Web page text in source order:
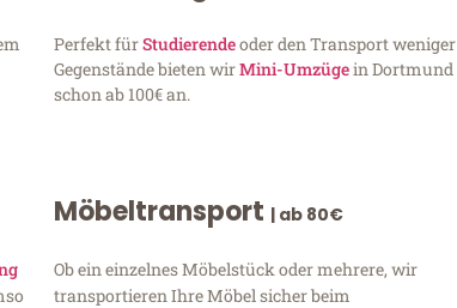
Perfekt fürStudierendeoder den Transport weniger
Gegenstände bieten wirMini-Umzügein Dortmund
schon ab 100€ an.
Möbeltransport | ab 80€
Ob ein einzelnes Möbelstück oder mehrere, wir
transportieren Ihre Möbel sicher beim